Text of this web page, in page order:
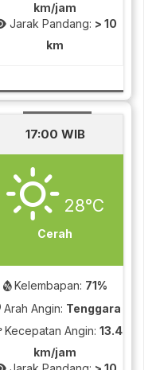
km/jam
Jarak Pandang: > 10
km
17:00 WIB
28°C
Cerah
Kelembapan: 71%
Arah Angin: Tenggara
Kecepatan Angin: 13.4
km/jam